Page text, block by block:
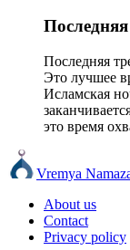
Последняя
Это лучшее
Исламская
это время
Vremya
About us
Contact
Privacy policy